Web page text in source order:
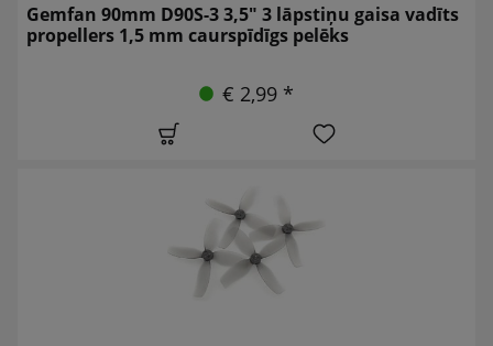
Gemfan 90mm D90S-3 3,5" 3 lāpstiņu gaisa vadīts
propellers 1,5 mm caurspīdīgs pelēks
€ 2,99 *